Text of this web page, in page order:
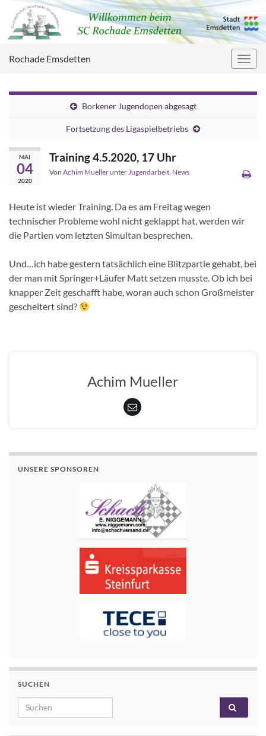
Rochade Emsdetten
Borkener Jugendopen abgesagt
Fortsetzung des Ligaspielbetriebs
MAI
04
2020
Training 4.5.2020, 17 Uhr
Von Achim Muellerunter Jugendarbeit News
Heute ist wieder Training. Da es am Freitag wegen
technischer Probleme wohl nicht geklappt hat, werden wir
die Partien vom letzten Simultan besprechen.
Und…ich habe gestern tatsächlich eine Blitzpartie gehabt, bei
der man mit Springer+Läufer Matt setzen musste. Ob ich bei
knapper Zeit geschafft habe, woran auch schon Großmeister
gescheitert sind?
Achim Mueller
UNSERE SPONSOREN
SUCHEN
Search for: